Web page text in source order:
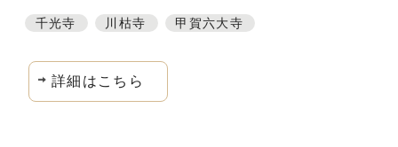
千光寺 川枯寺 甲賀六大寺
詳細はこちら